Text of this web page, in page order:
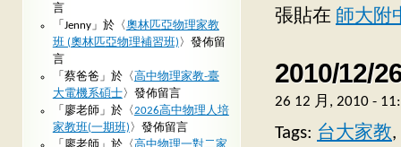
張貼在 師大附
2010/12/
26 12 月, 2010 -
Tags: 台大家教,
言
「 Jenny」於〈奧林匹亞物理家教
班 (奧林匹亞物理補習班) 〉發佈留
言
「 蔡爸爸 」於〈 高中物理家教-臺
大電機系碩士〉發佈留言
「 廖老師 」於〈2026高中物理人培
家教班(一期班) 〉發佈留言
「 廖老師 」於〈 高中物理一對二家